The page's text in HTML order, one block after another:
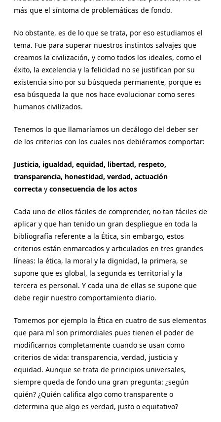
más que el síntoma de problemáticas de fondo.
No obstante, es de lo que se trata, por eso estudiamos el
tema. Fue para superar nuestros instintos salvajes que
creamos la civilización, y como todos los ideales, como el
éxito, la excelencia y la felicidad no se justifican por su
existencia sino por su búsqueda permanente, porque es
esa búsqueda la que nos hace evolucionar como seres
humanos civilizados.
Tenemos lo que llamaríamos un decálogo del deber ser
de los criterios con los cuales nos debiéramos comportar:
Justicia, igualdad, equidad, libertad, respeto,
transparencia, honestidad, verdad, actuación
correcta yconsecuencia de los actos
Cada uno de ellos fáciles de comprender, no tan fáciles de
aplicar y que han tenido un gran despliegue en toda la
bibliografía referente a la Ética, sin embargo, estos
criterios están enmarcados y articulados en tres grandes
líneas: la ética, la moral y la dignidad, la primera, se
supone que es global, la segunda es territorial y la
tercera es personal. Y cada una de ellas se supone que
debe regir nuestro comportamiento diario.
Tomemos por ejemplo la Ética en cuatro de sus elementos
que para mí son primordiales pues tienen el poder de
modificarnos completamente cuando se usan como
criterios de vida: transparencia, verdad, justicia y
equidad. Aunque se trata de principios universales,
siempre queda de fondo una gran pregunta: ¿según
quién? ¿Quién califica algo como transparente o
determina que algo es verdad, justo o equitativo?